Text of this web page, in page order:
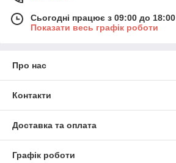
Сьогодні працює з 09:00 до 18:00
Показати весь графік роботи
Про нас
Контакти
Доставка та оплата
Графік роботи